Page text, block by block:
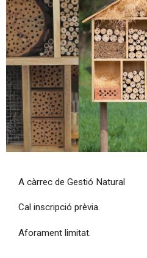
A càrrec de Gestió Natural
Cal inscripció prèvia.
Aforament limitat.